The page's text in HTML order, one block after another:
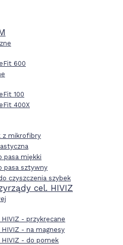
600
100
400X
z mikrofibry
pasa miękki
pasa sztywny
czyszczenia szybek
cel. HIVIZ
- przykręcane
- na magnesy
HIVIZ - do pomek